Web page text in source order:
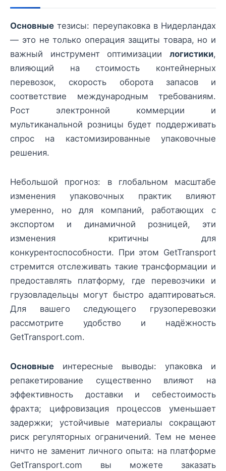
Основные тезисы: переупаковка в Нидерландах
— это не только операция защиты товара, но и
важный инструмент оптимизации логистики,
влияющий на стоимость контейнерных
перевозок, скорость оборота запасов и
соответствие международным требованиям.
Рост электронной коммерции и
мультиканальной розницы будет поддерживать
спрос на кастомизированные упаковочные
решения.
Небольшой прогноз: в глобальном масштабе
изменения упаковочных практик влияют
умеренно, но для компаний, работающих с
экспортом и динамичной розницей, эти
изменения критичны для
конкурентоспособности. При этом GetTransport
стремится отслеживать такие трансформации и
предоставлять платформу, где перевозчики и
грузовладельцы могут быстро адаптироваться.
Для вашего следующего грузоперевозки
рассмотрите удобство и надёжность
GetTransport.com.
Основные интересные выводы: упаковка и
репакетирование существенно влияют на
эффективность доставки и себестоимость
фрахта; цифровизация процессов уменьшает
задержки; устойчивые материалы сокращают
риск регуляторных ограничений. Тем не менее
ничто не заменит личного опыта: на платформе
GetTransport.com вы можете заказать